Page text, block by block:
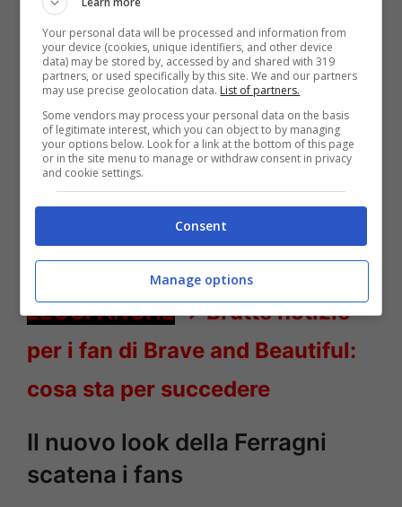
Chiara Ferragni cambio look – Solonotizie24
LEGGI ANCHE->Anna
Tatangelo, la verità sul mancato
matrimonio con Gigi D’Alessio:
“Ho sofferto”
LEGGI ANCHE->Brutte notizie
per i fan di Brave and Beautiful:
cosa sta per succedere
Il nuovo look della Ferragni
scatena i fans
Your personal data will be processed and information from
your device (cookies, unique identifiers, and other device
data) may be stored by, accessed by and shared with 319
partners, or used specifically by this site. We and our partners
may use precise geolocation data. List of partners.
Some vendors may process your personal data on the basis
of legitimate interest, which you can object to by managing
your options below. Look for a link at the bottom of this page
or in the site menu to manage or withdraw consent in privacy
and cookie settings.
Consent
Manage options